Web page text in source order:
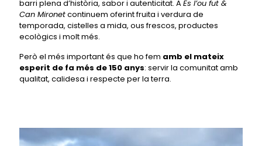
barri plena d’història, sabor i autenticitat. AEs l’ou fut &
Can Mironetcontinuem oferint fruita i verdura de
temporada, cistelles a mida, ous frescos, productes
ecològics i molt més.
Però el més important és que ho fem amb el mateix
esperit de fa més de 150 anys: servir la comunitat amb
qualitat, calidesa i respecte per la terra.